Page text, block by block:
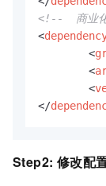
<!--  商业化
<
<
<
<
</
Step2: 修改配